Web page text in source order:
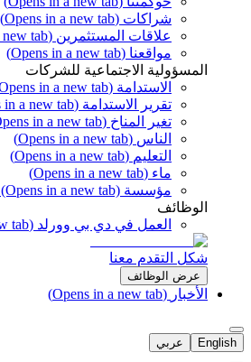
شراكات (Opens in a new tab)
علاقات المستثمرين (Opens in a new tab)
مواقعنا (Opens in a new tab)
المسؤولية الاجتماعية للشركات
الاستدامة (Opens in a new tab)
تقرير الاستدامة (Opens in a new tab)
تغير المناخ (Opens in a new tab)
الناس (Opens in a new tab)
التعليم (Opens in a new tab)
ماء (Opens in a new tab)
مؤسسة DPW (Opens in a new tab)
الوظائف
العمل في دي بي وورلد (Opens in a new tab)
شكل التقدم معنا
عرض الوظائف
الأخبار (Opens in a new tab)
English عربي